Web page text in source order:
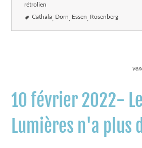
rétrolien
Cathala Dorn Essen Rosenberg
10 février 2022-
Lumières n'a plus